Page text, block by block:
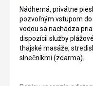
Nádherná, privátne
pozvoľným vstupom
vodou sa nachádza
dispozícii služby
thajské masáže,
slnečníkmi (zdarma).